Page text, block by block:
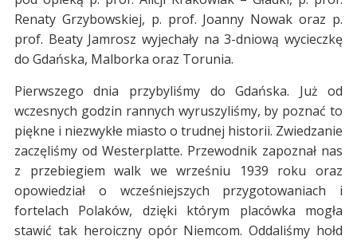
Renaty Grzybowskiej, p. prof. Joanny Nowak oraz p.
prof. Beaty Jamrosz wyjechały na 3-dniową wycieczkę
do Gdańska, Malborka oraz Torunia.
Pierwszego dnia przybyliśmy do Gdańska. Już od
wczesnych godzin rannych wyruszyliśmy, by poznać to
piękne i niezwykłe miasto o trudnej historii. Zwiedzanie
zaczęliśmy od Westerplatte. Przewodnik zapoznał nas
z przebiegiem walk we wrześniu 1939 roku oraz
opowiedział o wcześniejszych przygotowaniach i
fortelach Polaków, dzięki którym placówka mogła
stawić tak heroiczny opór Niemcom. Oddaliśmy hołd